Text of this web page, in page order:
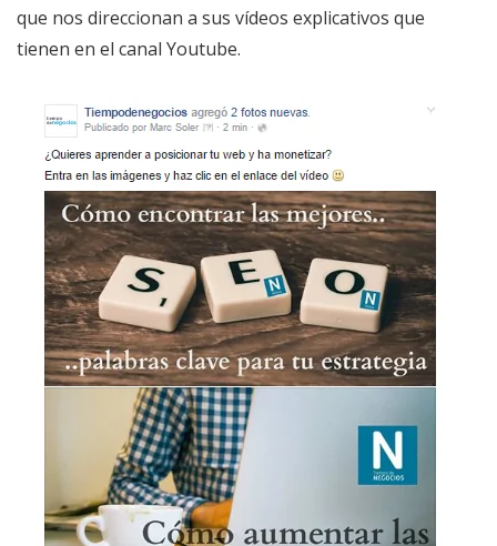
que nos direccionan a sus vídeos explicativos que
tienen en el canal Youtube.